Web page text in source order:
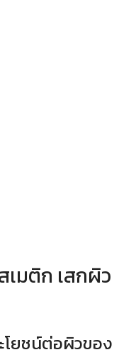
มติก เสกผิว
ยชน์ต่อผิวของ